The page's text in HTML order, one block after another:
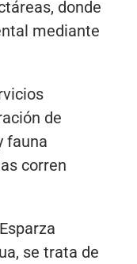
donde
mediante
de
fauna
corren
se trata de